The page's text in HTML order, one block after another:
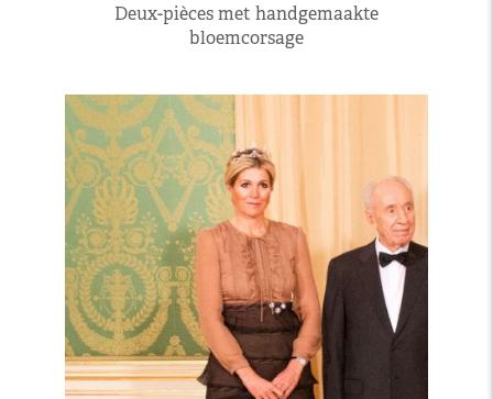
Deux-pièces met handgemaakte
bloemcorsage